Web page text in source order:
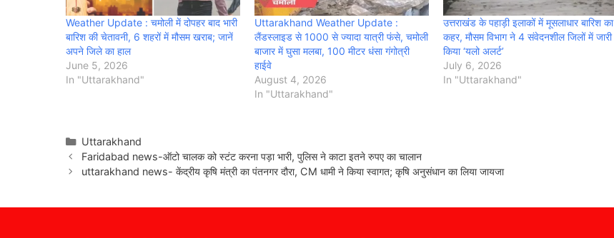
Weather Update : चमोली में दोपहर बाद भारी
बारिश की चेतावनी, 6 शहरों में मौसम खराब; जानें
अपने जिले का हाल
June 5, 2026
In "Uttarakhand"
Uttarakhand Weather Update :
लैंडस्लाइड से 1000 से ज्यादा यात्री फंसे, चमोली
बाजार में घुसा मलबा, 100 मीटर धंसा गंगोत्री
हाईवे
August 4, 2026
In "Uttarakhand"
उत्तराखंड के पहाड़ी इलाकों में मूसलाधार बारिश का
कहर, मौसम विभाग ने 4 संवेदनशील जिलों में जारी
किया ‘यलो अलर्ट’
July 6, 2026
In "Uttarakhand"
Categories
Uttarakhand
Faridabad news-ऑटो चालक को स्टंट करना पड़ा भारी, पुलिस ने काटा इतने रुपए का चालान
uttarakhand news- केंद्रीय कृषि मंत्री का पंतनगर दौरा, CM धामी ने किया स्वागत; कृषि अनुसंधान का लिया जायजा